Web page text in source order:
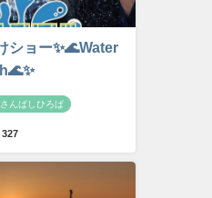
ショー✨🌊Water
さんばしひろば
327